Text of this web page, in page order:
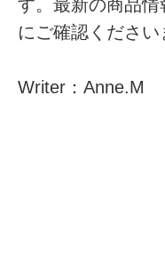
す。最新の商品
にご確認ください
Writer：Anne.M